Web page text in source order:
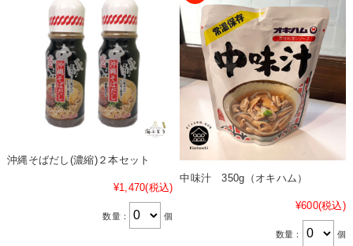
沖縄そばだし(濃縮)２本セット
¥1,470(税込)
数量： 個
中味汁 350g（オキハム）
¥600(税込)
数量： 個